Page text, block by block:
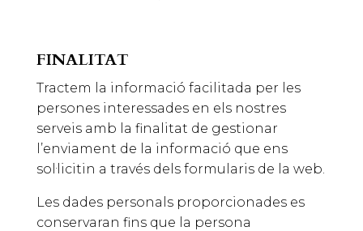
FINALITAT
Tractem la informació facilitada per les
persones interessades en els nostres
serveis amb la finalitat de gestionar
l’enviament de la informació que ens
sol·licitin a través dels formularis de la web.
Les dades personals proporcionades es
conservaran fins que la persona